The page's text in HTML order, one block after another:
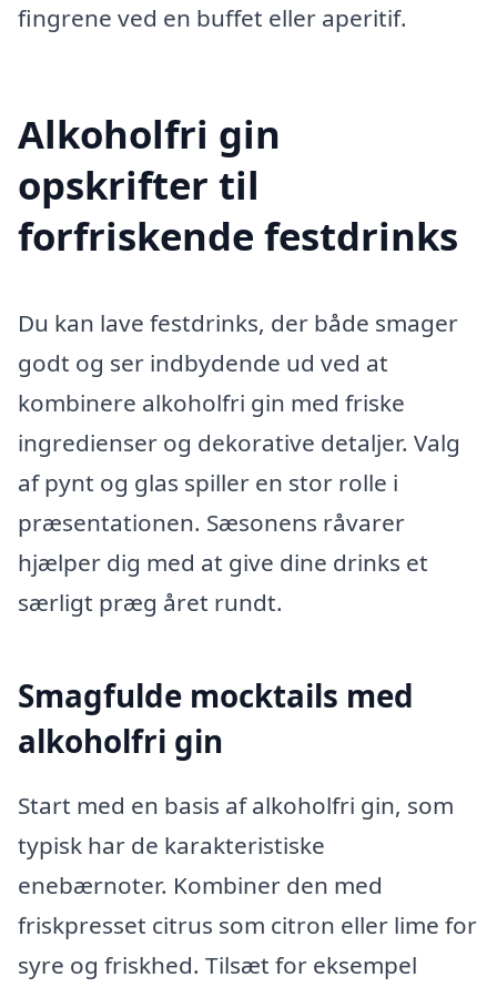
fingrene ved en buffet eller aperitif.
Alkoholfri gin
opskrifter til
forfriskende festdrinks
Du kan lave festdrinks, der både smager
godt og ser indbydende ud ved at
kombinere alkoholfri gin med friske
ingredienser og dekorative detaljer. Valg
af pynt og glas spiller en stor rolle i
præsentationen. Sæsonens råvarer
hjælper dig med at give dine drinks et
særligt præg året rundt.
Smagfulde mocktails med
alkoholfri gin
Start med en basis af alkoholfri gin, som
typisk har de karakteristiske
enebærnoter. Kombiner den med
friskpresset citrus som citron eller lime for
syre og friskhed. Tilsæt for eksempel